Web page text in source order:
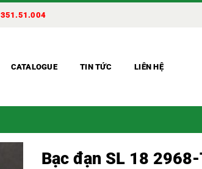
CATALOGUE TIN TỨC LIÊN HỆ
Bạc đạn SL 18